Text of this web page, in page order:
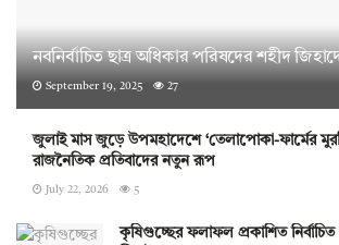
নবনির্বাচিত ছাত্র অধিকার পরিষদের শহীদ
September 19, 2025 27
জুলাই মাস জুড়ে উপমহাদেশে ‘তেলাপোকা-ফার্মের
রাজনৈতিক প্রতিবাদের নতুন রূপ
July 22, 2026 5
কৃষিগুচ্ছের ফলাফল প্রকাশিত